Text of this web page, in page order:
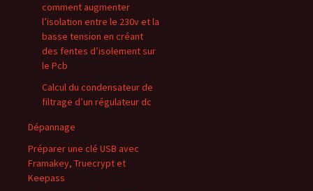
comment augmenter
l’isolation entre le 230v et la
basse tension en créant
des fentes d’isolement sur
le Pcb
Calcul du condensateur de
filtrage d’un régulateur dc
Dépannage
Préparer une clé USB avec
Framakey, Truecrypt et
Keepass